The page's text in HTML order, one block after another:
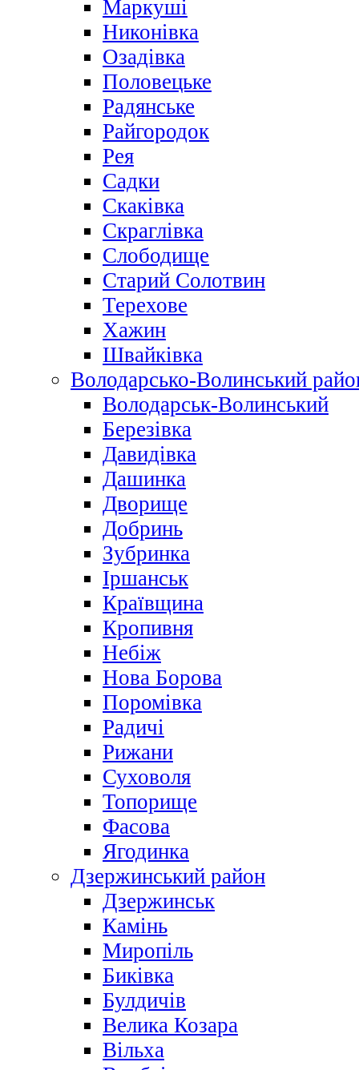
Маркуші
Никонівка
Озадівка
Половецьке
Радянське
Райгородок
Рея
Садки
Скаківка
Скраглівка
Слободище
Старий Солотвин
Терехове
Хажин
Швайківка
Володарсько-Волинський
Володарськ-Волинський
Березівка
Давидівка
Дашинка
Дворище
Добринь
Зубринка
Іршанськ
Краївщина
Кропивня
Небіж
Нова Борова
Поромівка
Радичі
Рижани
Суховоля
Топорище
Фасова
Ягодинка
Дзержинський район
Дзержинськ
Камінь
Миропіль
Биківка
Булдичів
Велика Козара
Вільха